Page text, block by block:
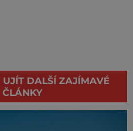
UJÍT DALŠÍ ZAJÍMAVÉ
ČLÁNKY